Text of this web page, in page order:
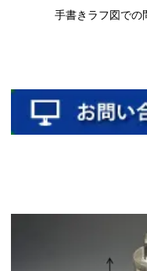
手書きラフ図での問